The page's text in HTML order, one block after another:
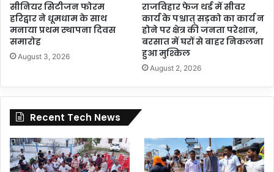
सीनियर सिटीजन फोरम
हरिद्वार ने धूमधाम के साथ
मनाया प्रथम स्थापना दिवस
समारोह
August 3, 2026
राजविहार फेज थर्ड में सीवर
कार्य के पश्चात् सड़को का कार्य न
होने पर क्षेत्र की जनता परेशान,
बरसात में घरों से बाहर निकलना
हुआ मुश्किल
August 2, 2026
Recent Tech News